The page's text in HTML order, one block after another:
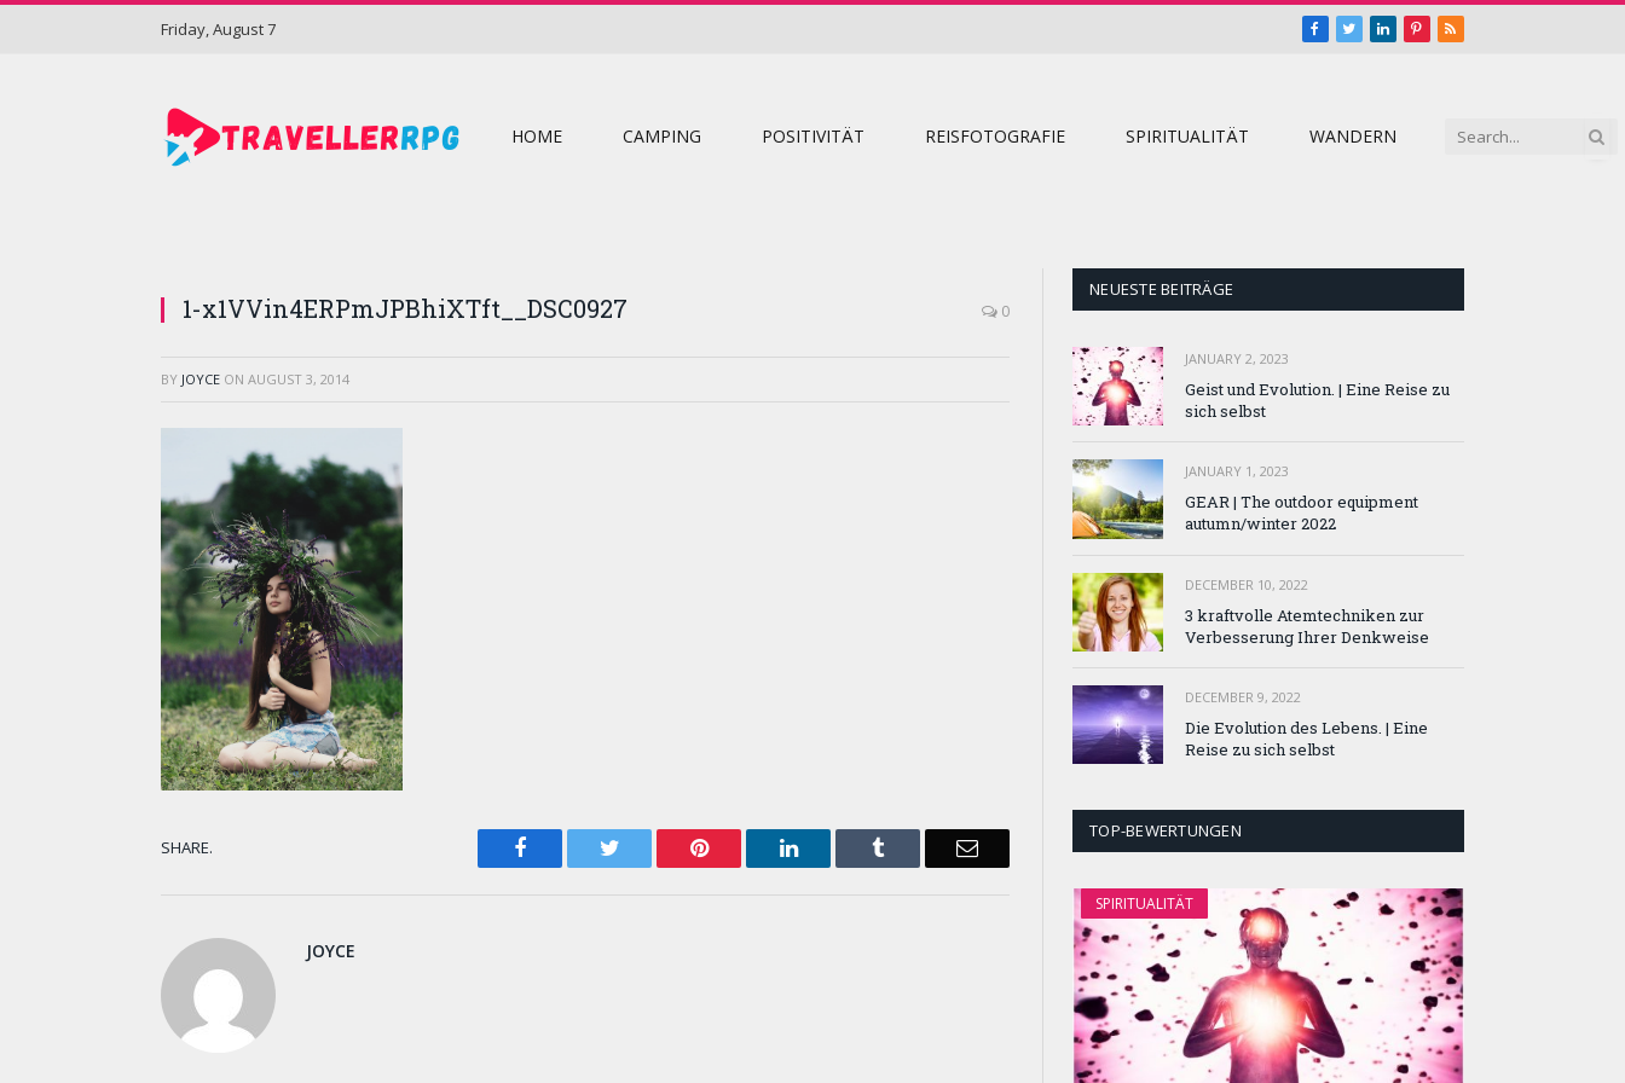
Friday, August 7 Facebook
TwitterLinkedInPinterest
RSS
HOME CAMPING POSITIVITÄT REISFOTOGRAFIE SPIRITUALITÄT WANDERN
1-x1VVin4ERPmJPBhiXTft__DSC0927 0
BY JOYCE ON AUGUST 3, 2014
SHARE. Facebook Twitter Pinterest LinkedIn Tumblr Email
JOYCE
NEUESTE BEITRÄGE
JANUARY 2, 2023
Geist und Evolution. | Eine Reise zu
sich selbst
JANUARY 1, 2023
GEAR | The outdoor equipment
autumn/winter 2022
DECEMBER 10, 2022
3 kraftvolle Atemtechniken zur
Verbesserung Ihrer Denkweise
DECEMBER 9, 2022
Die Evolution des Lebens. | Eine
Reise zu sich selbst
TOP-BEWERTUNGEN
SPIRITUALITÄT